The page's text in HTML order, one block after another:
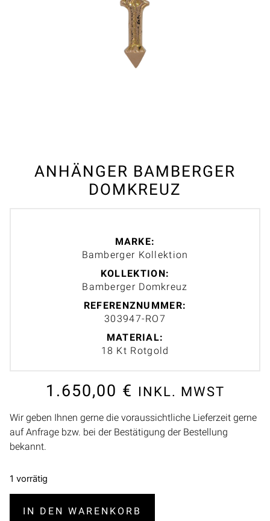
ANHÄNGER BAMBERGER
DOMKREUZ
MARKE:
Bamberger Kollektion
KOLLEKTION:
Bamberger Domkreuz
REFERENZNUMMER:
303947-RO7
MATERIAL:
18 Kt Rotgold
1.650,00 € INKL. MWST
Wir geben Ihnen gerne die voraussichtliche Lieferzeit gerne
auf Anfrage bzw. bei der Bestätigung der Bestellung
bekannt.
1 vorrätig
IN DEN WARENKORB